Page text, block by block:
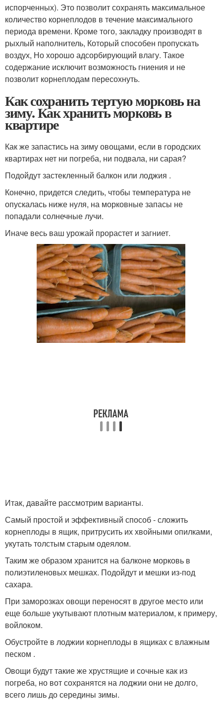
испорченных). Это позволит сохранять максимальное
количество корнеплодов в течение максимального
периода времени. Кроме того, закладку производят в
рыхлый наполнитель, Который способен пропускать
воздух, Но хорошо адсорбирующий влагу. Такое
содержание исключит возможность гниения и не
позволит корнеплодам пересохнуть.
Как сохранить тертую морковь на
зиму. Как хранить морковь в
квартире
Как же запастись на зиму овощами, если в городских
квартирах нет ни погреба, ни подвала, ни сарая?
Подойдут застекленный балкон или лоджия .
Конечно, придется следить, чтобы температура не
опускалась ниже нуля, на морковные запасы не
попадали солнечные лучи.
Иначе весь ваш урожай прорастет и загниет.
Итак, давайте рассмотрим варианты.
Самый простой и эффективный способ - сложить
корнеплоды в ящик, притрусить их хвойными опилками,
укутать толстым старым одеялом.
Таким же образом хранится на балконе морковь в
полиэтиленовых мешках. Подойдут и мешки из-под
сахара.
При заморозках овощи переносят в другое место или
еще больше укутывают плотным материалом, к примеру,
войлоком.
Обустройте в лоджии корнеплоды в ящиках с влажным
песком .
Овощи будут такие же хрустящие и сочные как из
погреба, но вот сохранятся на лоджии они не долго,
всего лишь до середины зимы.